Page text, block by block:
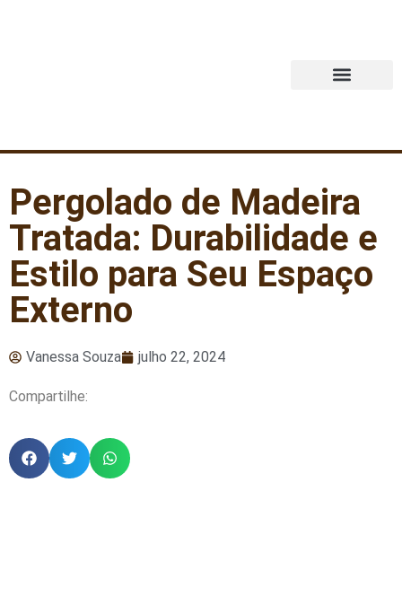
Pergolado de Madeira
Tratada: Durabilidade e
Estilo para Seu Espaço
Externo
Vanessa Souza julho 22, 2024
Compartilhe: